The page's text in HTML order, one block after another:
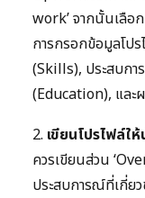
work’ จากนั้นเลื
การกรอกข้อมูลโปร
(Skills), ประสบก
(Education), แล
2. เขียนโปรไฟล์ใ
ควรเขียนส่วน
ประสบการณ์ที่เกี่ย